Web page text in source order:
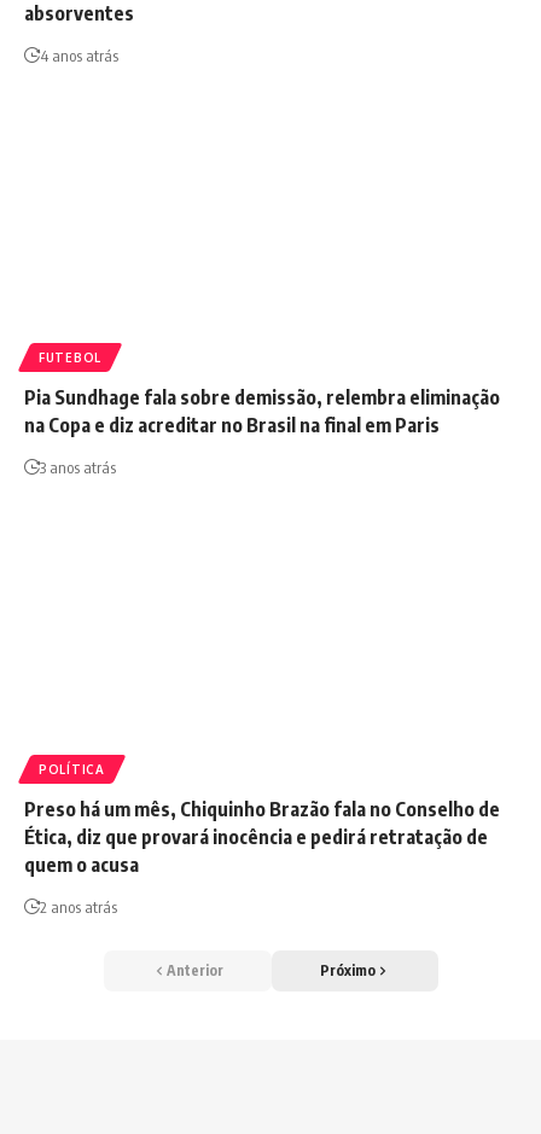
absorventes
4 anos atrás
FUTEBOL
Pia Sundhage fala sobre demissão, relembra eliminação
na Copa e diz acreditar no Brasil na final em Paris
3 anos atrás
POLÍTICA
Preso há um mês, Chiquinho Brazão fala no Conselho de
Ética, diz que provará inocência e pedirá retratação de
quem o acusa
2 anos atrás
Anterior Próximo